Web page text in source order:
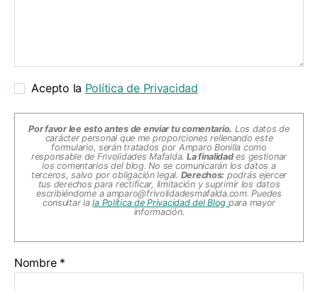
Acepto la Política de Privacidad
Por favor lee esto antes de enviar tu comentario. Los datos de
carácter personal que me proporciones rellenando este
formulario, serán tratados por Amparo Bonilla como
responsable de Frivolidades Mafalda. La finalidades gestionar
los comentarios del blog. No se comunicarán los datos a
terceros, salvo por obligación legal. Derechos: podrás ejercer
tus derechos para rectificar, limitación y suprimir los datos
escribiéndome a amparo@frivolidadesmafalda.com. Puedes
consultar lala Política de Privacidad del Blog para mayor
información.
Nombre *